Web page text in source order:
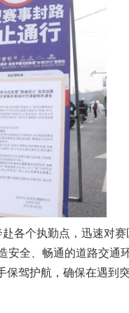
各个执勤点，迅速对赛
全、畅通的道路交通环
驾护航，确保在遇到